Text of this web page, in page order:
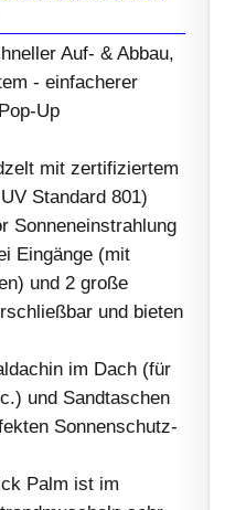
Auf- & Abbau,
- einfacherer
Up
mit zertifiziertem
Standard 801)
Sonneneinstrahlung
Eingänge (mit
und 2 große
und bieten
im Dach (für
und Sandtaschen
Sonnenschutz-
Palm ist im